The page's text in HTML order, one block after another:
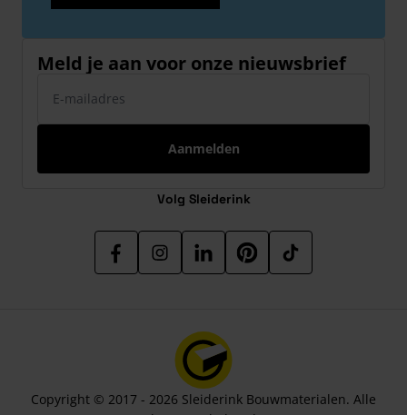
Meld je aan voor onze nieuwsbrief
Aanmelden
Volg Sleiderink
Copyright © 2017 - 2026 Sleiderink Bouwmaterialen. Alle